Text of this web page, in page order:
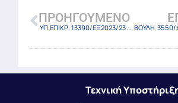
ΠΡΟΗΓΟΎΜΕΝΟ
ΥΠ.ΕΠΙΚΡ. 13390/ΕΞ2023/23 (ΦΕΚ 1690 Β/20-3-2023)
Τεχνική